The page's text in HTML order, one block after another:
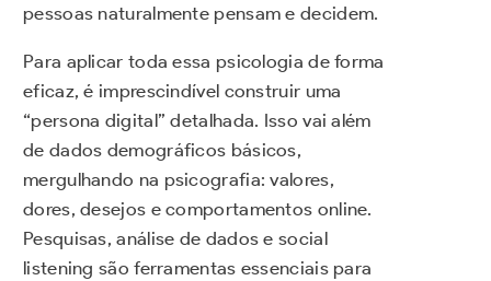
pessoas naturalmente pensam e decidem.
Para aplicar toda essa psicologia de forma
eficaz, é imprescindível construir uma
“persona digital” detalhada. Isso vai além
de dados demográficos básicos,
mergulhando na psicografia: valores,
dores, desejos e comportamentos online.
Pesquisas, análise de dados e social
listening são ferramentas essenciais para